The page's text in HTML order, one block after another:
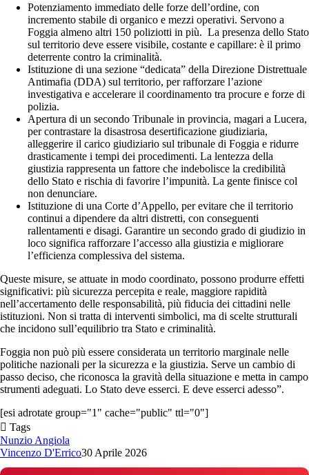
Potenziamento immediato delle forze dell’ordine, con
incremento stabile di organico e mezzi operativi. Servono a
Foggia almeno altri 150 poliziotti in più. La presenza dello Stato
sul territorio deve essere visibile, costante e capillare: è il primo
deterrente contro la criminalità.
Istituzione di una sezione “dedicata” della Direzione Distrettuale
Antimafia (DDA) sul territorio, per rafforzare l’azione
investigativa e accelerare il coordinamento tra procure e forze di
polizia.
Apertura di un secondo Tribunale in provincia, magari a Lucera,
per contrastare la disastrosa desertificazione giudiziaria,
alleggerire il carico giudiziario sul tribunale di Foggia e ridurre
drasticamente i tempi dei procedimenti. La lentezza della
giustizia rappresenta un fattore che indebolisce la credibilità
dello Stato e rischia di favorire l’impunità. La gente finisce col
non denunciare.
Istituzione di una Corte d’Appello, per evitare che il territorio
continui a dipendere da altri distretti, con conseguenti
rallentamenti e disagi. Garantire un secondo grado di giudizio in
loco significa rafforzare l’accesso alla giustizia e migliorare
l’efficienza complessiva del sistema.
Queste misure, se attuate in modo coordinato, possono produrre effetti
significativi: più sicurezza percepita e reale, maggiore rapidità
nell’accertamento delle responsabilità, più fiducia dei cittadini nelle
istituzioni. Non si tratta di interventi simbolici, ma di scelte strutturali
che incidono sull’equilibrio tra Stato e criminalità.
Foggia non può più essere considerata un territorio marginale nelle
politiche nazionali per la sicurezza e la giustizia. Serve un cambio di
passo deciso, che riconosca la gravità della situazione e metta in campo
strumenti adeguati. Lo Stato deve esserci. E deve esserci adesso”.
[esi adrotate group="1" cache="public" ttl="0"]
Tags
Nunzio Angiola
Vincenzo D'Errico30 Aprile 2026